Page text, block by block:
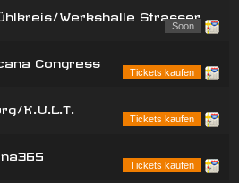
Werkshalle Strasser
Soon
Congress
Tickets kaufen
K.U.L.T.
Tickets kaufen
Tickets kaufen